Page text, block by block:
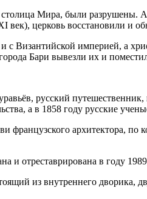
Мира, были разрушены.
церковь восстановили и
с Византийской империей, а
Бари вывезли их и
русский
а в 1858 году русские
французского архитектора,
и отреставрирована в году
из внутреннего дворика,